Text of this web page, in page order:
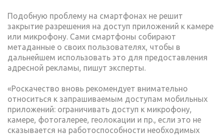
Подобную проблему на смартфонах не решит
закрытие разрешения на доступ приложений к камере
или микрофону. Сами смартфоны собирают
метаданные о своих пользователях, чтобы в
дальнейшем использовать это для предоставления
адресной рекламы, пишут эксперты.
«Роскачество вновь рекомендует внимательно
относиться к запрашиваемым доступам мобильных
приложений: ограничивать доступ к микрофону,
камере, фотогалерее, геолокации и пр., если это не
сказывается на работоспособности необходимых